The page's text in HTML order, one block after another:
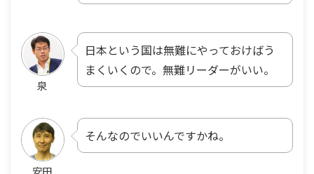
泉
日本という国は無難にやっておけばう
まくいくので。無難リーダーがいい。
安田
そんなのでいいんですかね。